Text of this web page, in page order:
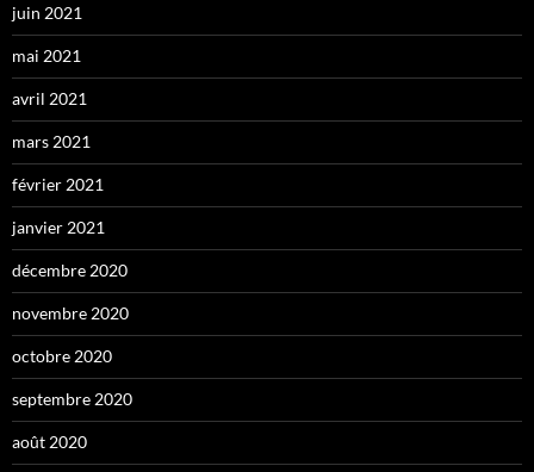
juin 2021
mai 2021
avril 2021
mars 2021
février 2021
janvier 2021
décembre 2020
novembre 2020
octobre 2020
septembre 2020
août 2020